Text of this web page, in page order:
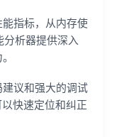
指标，从内存使
分析器提供深入
议和强大的调试
快速定位和纠正